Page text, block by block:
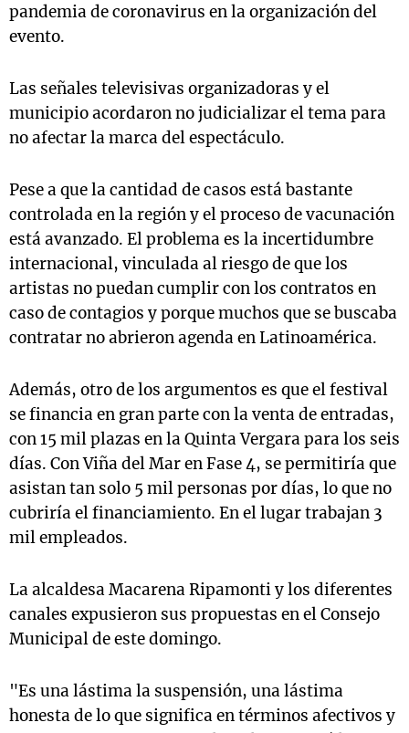
pandemia de coronavirus en la organización del
evento.
Las señales televisivas organizadoras y el
municipio acordaron no judicializar el tema para
no afectar la marca del espectáculo.
Pese a que la cantidad de casos está bastante
controlada en la región y el proceso de vacunación
está avanzado. El problema es la incertidumbre
internacional, vinculada al riesgo de que los
artistas no puedan cumplir con los contratos en
caso de contagios y porque muchos que se buscaba
contratar no abrieron agenda en Latinoamérica.
Además, otro de los argumentos es que el festival
se financia en gran parte con la venta de entradas,
con 15 mil plazas en la Quinta Vergara para los seis
días. Con Viña del Mar en Fase 4, se permitiría que
asistan tan solo 5 mil personas por días, lo que no
cubriría el financiamiento. En el lugar trabajan 3
mil empleados.
La alcaldesa Macarena Ripamonti y los diferentes
canales expusieron sus propuestas en el Consejo
Municipal de este domingo.
"Es una lástima la suspensión, una lástima
honesta de lo que significa en términos afectivos y